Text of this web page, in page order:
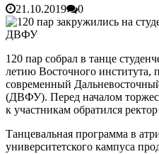
Ходнева Василиса
Глушко Вячеслав
Аксенов Александр
21.10.2019 0
120 пар собрал в танце
летию Восточного института,
современный
(ДВФУ). Перед началом
к участникам обратился
Танцевальная программа в
университетского кампуса